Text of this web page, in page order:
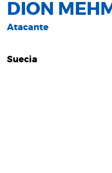
DION
Atacante
Suecia